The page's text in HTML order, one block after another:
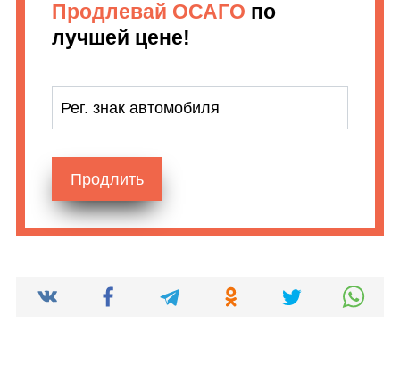
Продлевай ОСАГО по
лучшей цене!
Рег. знак автомобиля
Продлить